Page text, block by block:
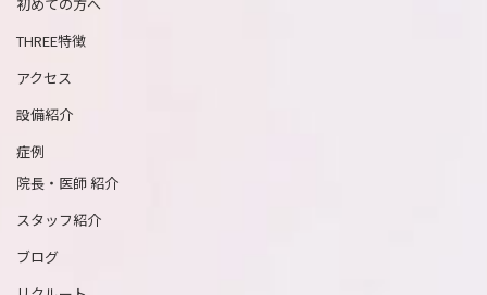
THREE特徴
アクセス
設備紹介
症例
院長・医師 紹介
スタッフ紹介
ブログ